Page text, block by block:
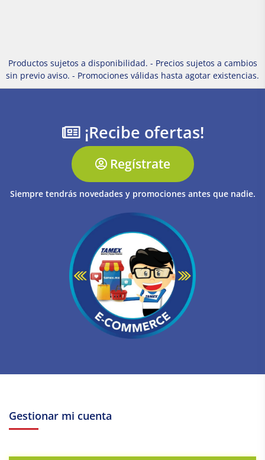
Productos sujetos a disponibilidad. - Precios sujetos a cambios
sin previo aviso. - Promociones válidas hasta agotar existencias.
¡Recibe ofertas!
Regístrate
Siempre tendrás novedades y promociones antes que nadie.
Gestionar mi cuenta